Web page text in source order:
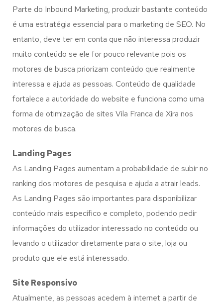
Parte do Inbound Marketing, produzir bastante conteúdo
é uma estratégia essencial para o marketing de SEO. No
entanto, deve ter em conta que não interessa produzir
muito conteúdo se ele for pouco relevante pois os
motores de busca priorizam conteúdo que realmente
interessa e ajuda as pessoas. Conteúdo de qualidade
fortalece a autoridade do website e funciona como uma
forma de otimização de sites Vila Franca de Xira nos
motores de busca.
Landing Pages
As Landing Pages aumentam a probabilidade de subir no
ranking dos motores de pesquisa e ajuda a atrair leads.
As Landing Pages são importantes para disponibilizar
conteúdo mais específico e completo, podendo pedir
informações do utilizador interessado no conteúdo ou
levando o utilizador diretamente para o site, loja ou
produto que ele está interessado.
Site Responsivo
Atualmente, as pessoas acedem à internet a partir de